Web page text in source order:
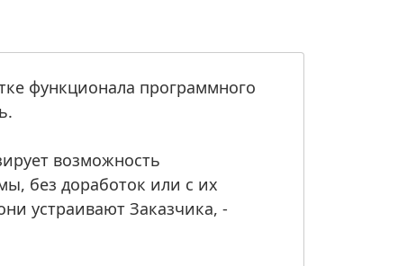
функционала программного
возможность
без доработок или с их
устраивают Заказчика, -